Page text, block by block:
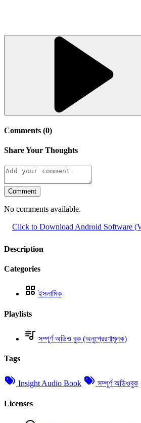
Comments (0)
Share Your Thoughts
Comment
No comments available.
to Download Android Software (V+4)
Description
Categories
ইসলামিক
Playlists
সম্পূর্ণ অডিও বুক (অনুপ্রেরণামূলক)
Tags
Insight Audio Book সম্পূর্ণ অডিওবুক
Licenses